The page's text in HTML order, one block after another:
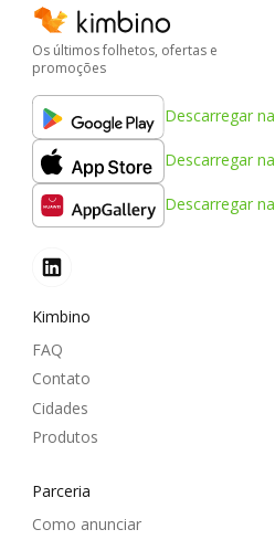
Os últimos folhetos, ofertas e
promoções
Descarregar na
Descarregar na
Descarregar na
Kimbino
FAQ
Contato
Cidades
Produtos
Parceria
Como anunciar